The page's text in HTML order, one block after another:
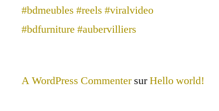
#bdmeubles #reels #viralvideo
#bdfurniture #aubervilliers
A WordPress CommentersurHello world!